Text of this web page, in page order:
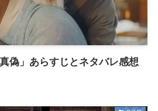
偽」あらすじとネタバレ感想